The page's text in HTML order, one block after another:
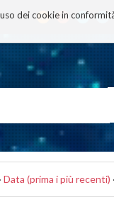
dei cookie in
· Data (prima i più recenti) ·